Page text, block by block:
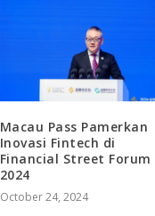
Macau Pass Pamerkan
Inovasi Fintech di
Financial Street Forum
2024
October 24, 2024